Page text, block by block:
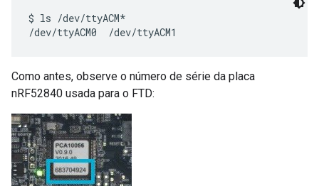
$ ls /dev/ttyACM*
Como antes, observe o número de série da placa
nRF52840 usada para o FTD: